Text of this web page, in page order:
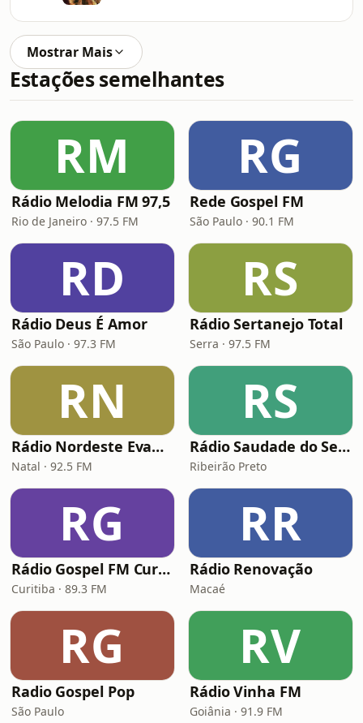
Mostrar Mais
Estações semelhantes
RM
Rádio Melodia FM 97,5
Rio de Janeiro · 97.5 FM
RG
Rede Gospel FM
São Paulo · 90.1 FM
RD
Rádio Deus É Amor
São Paulo · 97.3 FM
RS
Rádio Sertanejo Total
Serra · 97.5 FM
RN
Rádio Nordeste Evangélica
Natal · 92.5 FM
RS
Rádio Saudade do Sertão
Ribeirão Preto
RG
Rádio Gospel FM Curitiba
Curitiba · 89.3 FM
RR
Rádio Renovação
Macaé
RG
Radio Gospel Pop
São Paulo
RV
Rádio Vinha FM
Goiânia · 91.9 FM